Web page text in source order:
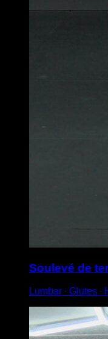
Soulevé de
Lumbar ∙ Glutes ∙